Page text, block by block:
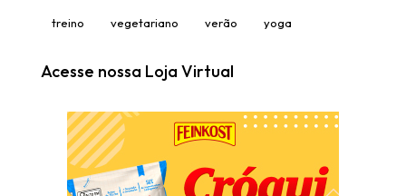
treino vegetariano verão yoga
Acesse nossa Loja Virtual